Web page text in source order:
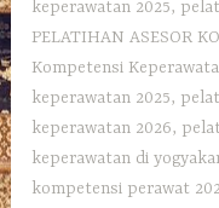
keperawatan 2025,
PELATIHAN ASESOR
Kompetensi
keperawatan 2025,
keperawatan 2026,
keperawatan di
kompetensi perawat